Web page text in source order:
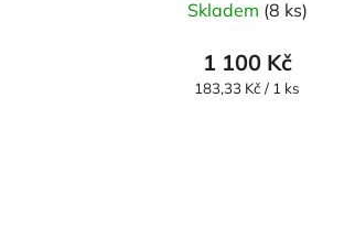
Skladem (8 ks)
1 100 Kč
Měrná
183,33 Kč / 1 ks